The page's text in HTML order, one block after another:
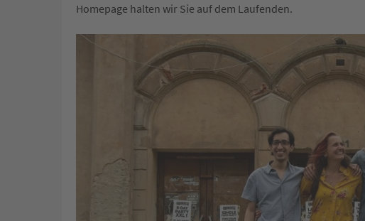
Homepage halten wir Sie auf dem Laufenden.